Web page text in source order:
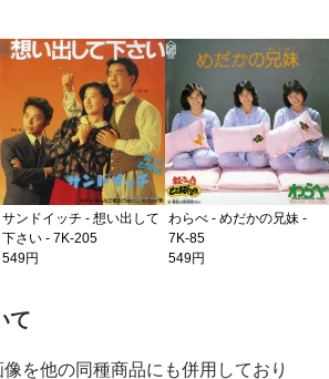
わらべ - めだかの兄妹 -
7K-85
549円
わらべ - めだかの兄妹 -
7K-85
549円
意事項
て
を他の同種商品にも併用しており